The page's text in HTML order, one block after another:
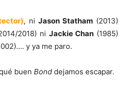
, ni Jason Statham (2013)
2018) ni Jackie Chan (1985)
y ya me paro.
buen Bond dejamos escapar.